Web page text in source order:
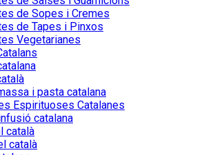
de Sopes i Cremes
de Tapes i Pinxos
Vegetarianes
i pasta catalana
Espirituoses Catalanes
catalana
català
català